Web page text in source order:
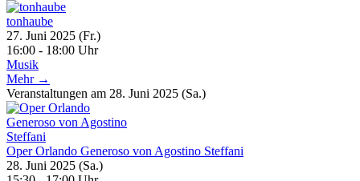
tonhaube
27. Juni 2025 (Fr.)
16:00 - 18:00 Uhr
Musik
Mehr →
Veranstaltungen am 28. Juni 2025 (Sa.)
Oper Orlando Generoso von Agostino Steffani
28. Juni 2025 (Sa.)